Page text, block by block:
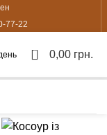
77-22
0 0,00 грн.
які ви